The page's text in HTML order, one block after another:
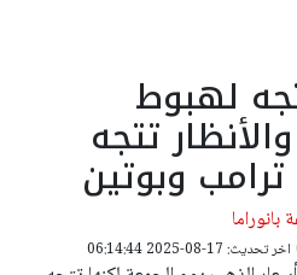
لهبوط
تتجه
وبوتين
اخر تحديث: 17-08-2025 06:14:44